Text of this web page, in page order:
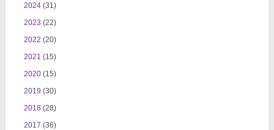
2024(31)
2023 (22)
2022 (20)
2021 (15)
2020(15)
2019 (30)
2018(28)
2017 (36)